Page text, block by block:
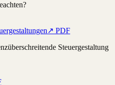
↗ PDF
Steuergestaltung